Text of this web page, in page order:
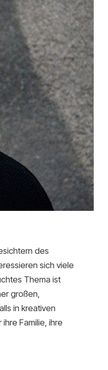
des
sich viele
Thema ist
großen,
in kreativen
Familie, ihre